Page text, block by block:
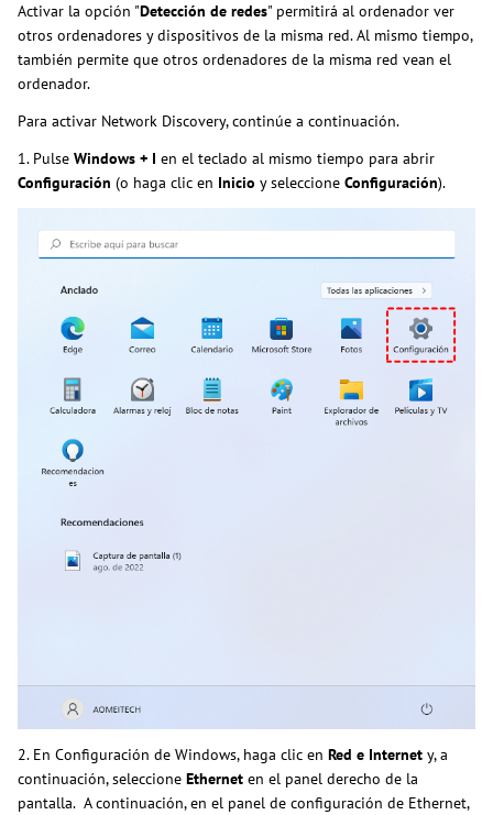
Activar la opción "Detección de redes" permitirá al ordenador ver
otros ordenadores y dispositivos de la misma red. Al mismo tiempo,
también permite que otros ordenadores de la misma red vean el
ordenador.
Para activar Network Discovery, continúe a continuación.
1. Pulse Windows + I en el teclado al mismo tiempo para abrir
Configuración (o haga clic en Inicio y seleccione Configuración).
2. En Configuración de Windows, haga clic en Red e Internet y, a
continuación, seleccione Ethernet en el panel derecho de la
pantalla. A continuación, en el panel de configuración de Ethernet,